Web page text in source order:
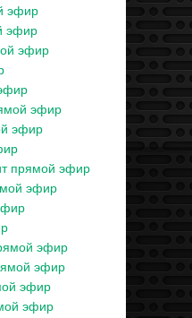
эфир
эфир
эфир
эфир
эфир
прямой эфир
эфир
эфир
эфир
эфир
эфир